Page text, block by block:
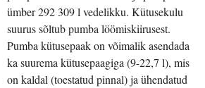
ümber 292 309 l vedelikku. Kütusekulu
suurus sõltub pumba löömiskiirusest.
Pumba kütusepaak on võimalik asendada
ka suurema kütusepaagiga (9-22,7 l), mis
on kaldal (toestatud pinnal) ja ühendatud